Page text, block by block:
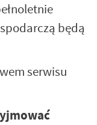
będą
serwisu